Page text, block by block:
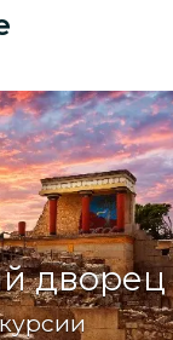
дворец